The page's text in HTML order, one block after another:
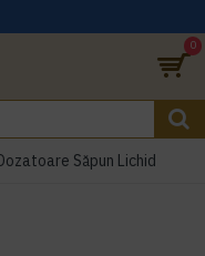
0
Săpun Lichid